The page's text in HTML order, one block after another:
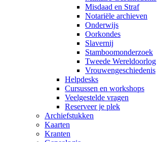
Misdaad en Straf
Notariële archieven
Onderwijs
Oorkondes
Slavernij
Stamboomonderzoek
Tweede Wereldoorlog
Vrouwengeschiedenis
Helpdesks
Cursussen en workshops
Veelgestelde vragen
Reserveer je plek
Archiefstukken
Kaarten
Kranten